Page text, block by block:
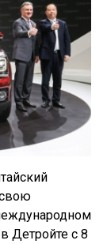
Детройте с 8